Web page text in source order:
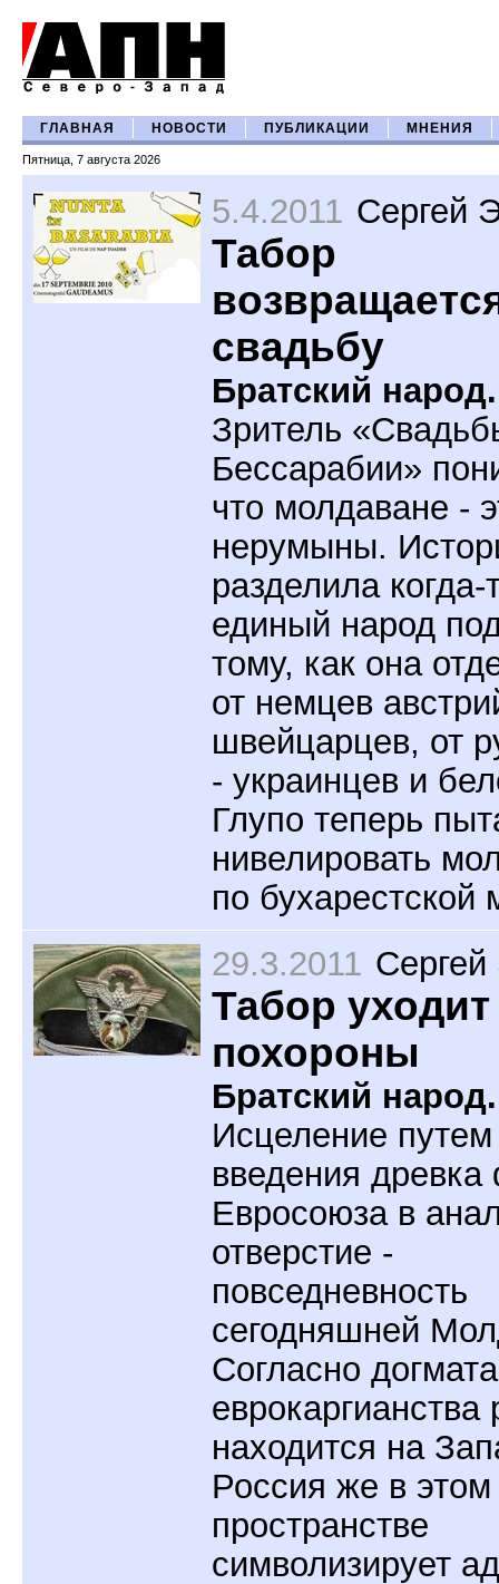
ГЛАВНАЯ НОВОСТИ ПУБЛИКАЦИИ МНЕНИЯ
Пятница, 7 августа 2026
5.4.2011 Сергей
Табор
свадьбу
Братский народ.
Зритель
Бессарабии»
что молдаване -
нерумыны.
разделила когда-
единый народ
тому, как она
от немцев
швейцарцев, от
- украинцев и
Глупо теперь
нивелировать
по бухарестской
29.3.2011
Табор уходит
похороны
Братский народ.
Исцеление путем
введения древка
Евросоюза в
отверстие -
повседневность
сегодняшней
Согласно
еврокаргианства
находится на
Россия же в этом
пространстве
символизирует